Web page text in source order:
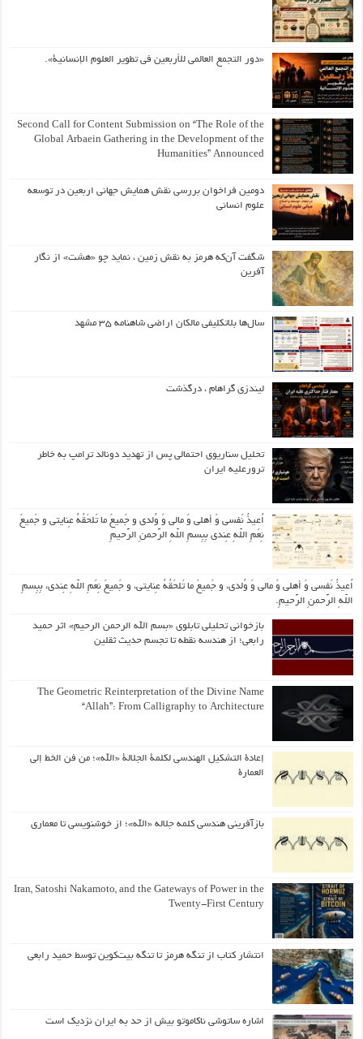
«دور التجمع العالمي للأربعين في تطوير العلوم الإنسانية».
Second Call for Content Submission on “The Role of the
Global Arbaein Gathering in the Development of the
Humanities” Announced
دومین فراخوان بررسی نقش همایش جهانی اربعین در توسعه
علوم انسانی
شگفت آن‌که هرمز به نقش زمین ، نماید چو «هشت» از نگار
آفرین
سال‌ها بلاتکلیفی مالکان اراضی شاهنامه ۳۵ مشهد
لیندزی گراهام ، درگذشت
تحلیل سناریوی احتمالی پس از تهدید دونالد ترامپ به خاطر
ترورعلیه ایران
اُعیذُ نَفسی وَ أهلی وَ مالی وَ وُلدی و جَمیعَ ما تَلحَقُهُ عِنایتی و جَمیعَ
نِعَمِ اللّهِ عِندی بِبِسمِ اللّهِ الرَّحمنِ الرَّحیمِ
اُعیذُ نَفسی وَ أهلی وَ مالی وَ وُلدی، و جَمیعَ ما تَلحَقُهُ عِنایتی، و جَمیعَ نِعَمِ اللّهِ عِندی، بِبِسمِ
اللّهِ الرَّحمنِ الرَّحیمِ.
بازخوانی تحلیلی تابلوی «بسم الله الرحمن الرحیم» اثر حمید
رابعی؛ از هندسه نقطه تا تجسم حدیث ثقلین
The Geometric Reinterpretation of the Divine Name
“Allah”: From Calligraphy to Architecture
إعادة التشكيل الهندسي لكلمة الجلالة «الله»؛ من فن الخط إلى
العمارة
بازآفرینی هندسی کلمه جلاله «الله»؛ از خوشنویسی تا معماری
Iran, Satoshi Nakamoto, and the Gateways of Power in the
Twenty-First Century
انتشار کتاب از تنگه هرمز تا تنگه بیت‌کوین توسط حمید رابعی
اشاره ساتوشی ناکاموتو بیش از حد به ایران نزدیک است